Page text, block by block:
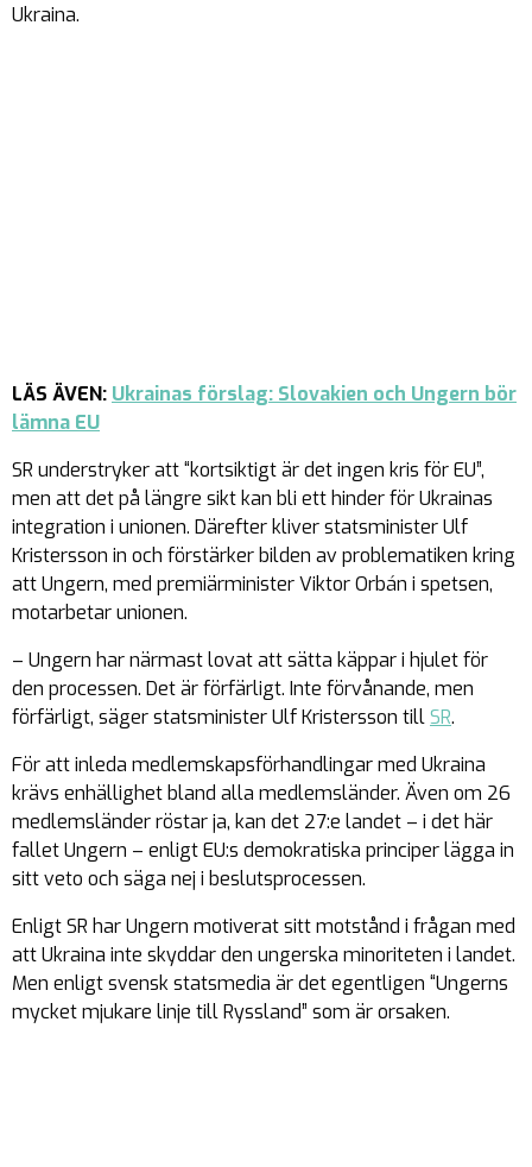
Ukraina.
LÄS ÄVEN: Ukrainas förslag: Slovakien och Ungern bör
lämna EU
SR understryker att “kortsiktigt är det ingen kris för EU”,
men att det på längre sikt kan bli ett hinder för Ukrainas
integration i unionen. Därefter kliver statsminister Ulf
Kristersson in och förstärker bilden av problematiken kring
att Ungern, med premiärminister Viktor Orbán i spetsen,
motarbetar unionen.
– Ungern har närmast lovat att sätta käppar i hjulet för
den processen. Det är förfärligt. Inte förvånande, men
förfärligt, säger statsminister Ulf Kristersson tillSR.
För att inleda medlemskapsförhandlingar med Ukraina
krävs enhällighet bland alla medlemsländer. Även om 26
medlemsländer röstar ja, kan det 27:e landet – i det här
fallet Ungern – enligt EU:s demokratiska principer lägga in
sitt veto och säga nej i beslutsprocessen.
Enligt SR har Ungern motiverat sitt motstånd i frågan med
att Ukraina inte skyddar den ungerska minoriteten i landet.
Men enligt svensk statsmedia är det egentligen “Ungerns
mycket mjukare linje till Ryssland” som är orsaken.